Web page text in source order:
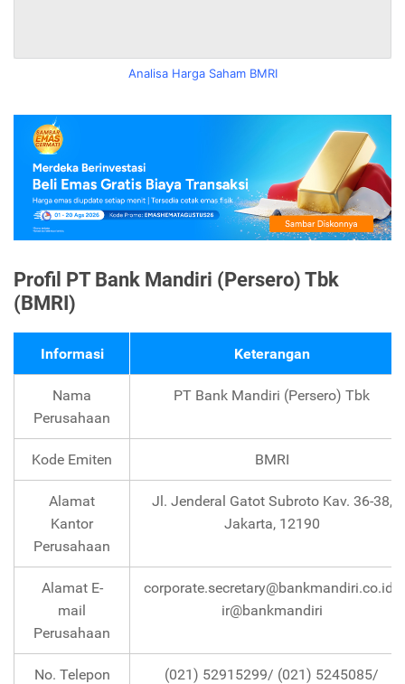
Analisa Harga Saham BMRI
Profil PT Bank Mandiri (Persero) Tbk
(BMRI)
Informasi Keterangan
Nama
Perusahaan
PT Bank Mandiri (Persero) Tbk
Kode Emiten BMRI
Alamat
Kantor
Perusahaan
Jl. Jenderal Gatot Subroto Kav. 36-38,
Jakarta, 12190
Alamat E-
mail
Perusahaan
corporate.secretary@bankmandiri.co.id/
ir@bankmandiri
No. Telepon
(021) 52915299/ (021) 5245085/